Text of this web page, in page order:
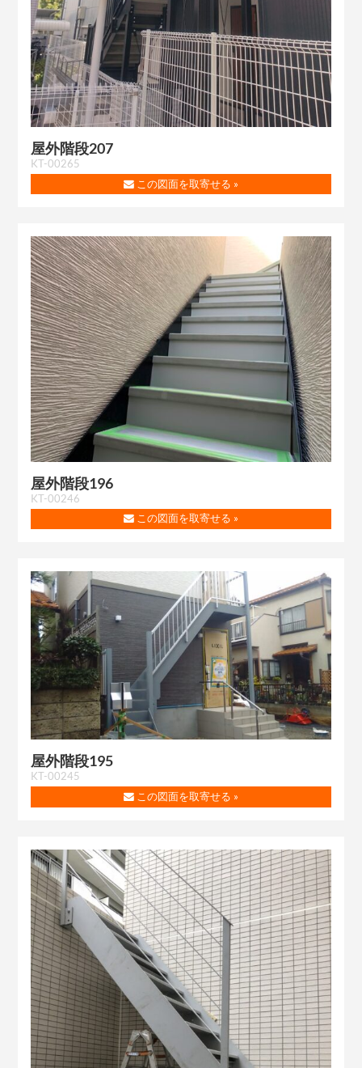
屋外階段207
KT-00265
この図面を取寄せる »
屋外階段196
KT-00246
この図面を取寄せる »
屋外階段195
KT-00245
この図面を取寄せる »